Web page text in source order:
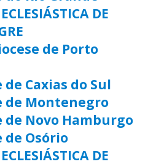
DE
de Porto
de Caxias do Sul
de Montenegro
de Novo Hamburgo
de Osório
DE